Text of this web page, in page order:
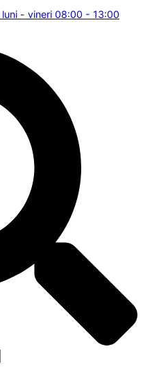
- vineri 08:00 - 13:00